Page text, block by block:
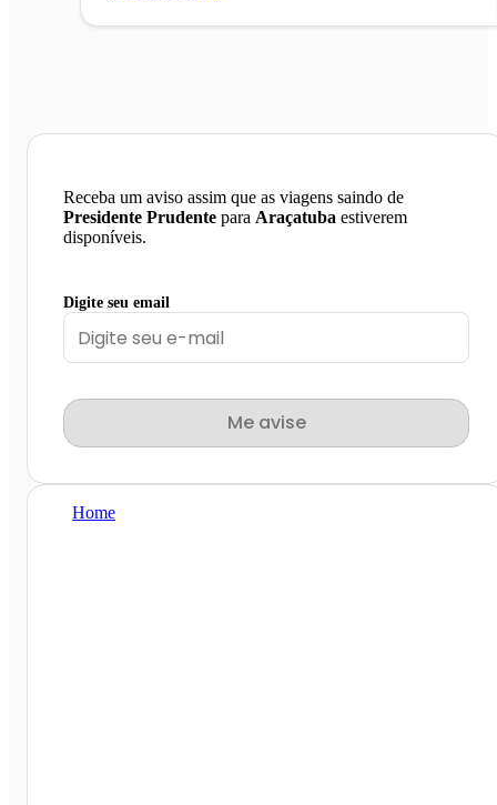
Receba um aviso assim que as viagens saindo de
Presidente Prudente para Araçatuba estiverem
disponíveis.
Digite seu email
Me avise
Home